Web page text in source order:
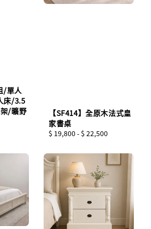
/單人
床/3.5
/曠野
【SF414】全原木法式皇
家書桌
Regular
$ 19,800 - $ 22,500